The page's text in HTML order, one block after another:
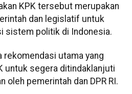
KPK tersebut merupakan
dan legislatif untuk
sistem politik di Indonesia.
rekomendasi utama yang
untuk segera ditindaklanjuti
oleh pemerintah dan DPR RI.